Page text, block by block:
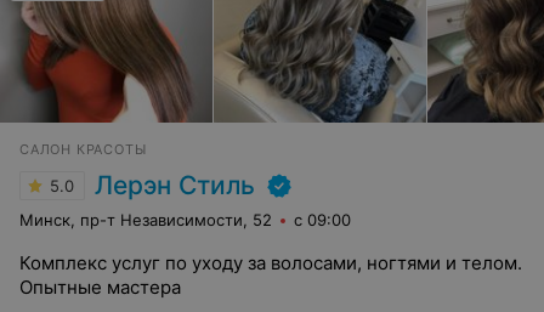
САЛОН КРАСОТЫ
5.0 Лерэн Стиль
Минск, пр-т Независимости, 52 с 09:00
Комплекс услуг по уходу за волосами, ногтями и телом.
Опытные мастера